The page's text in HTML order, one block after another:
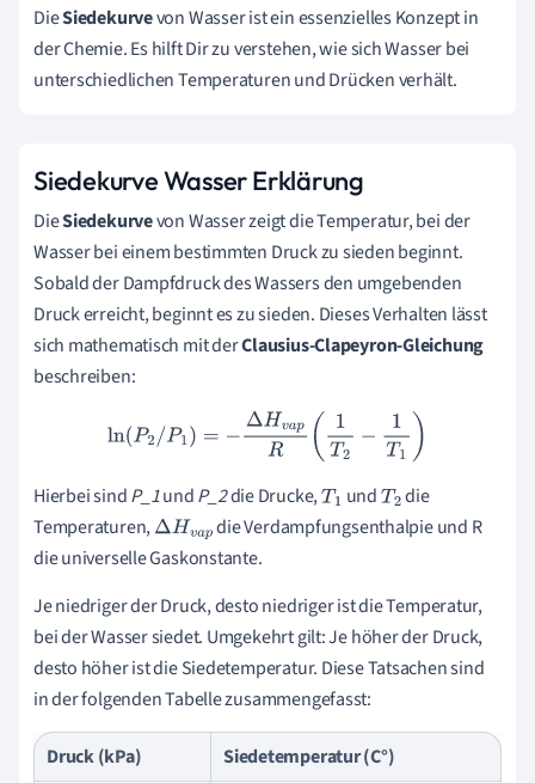
DieSiedekurvevon Wasser ist ein essenzielles Konzept in
der Chemie. Es hilft Dir zu verstehen, wie sich Wasser bei
unterschiedlichen Temperaturen und Drücken verhält.
Siedekurve Wasser Erklärung
DieSiedekurvevon Wasser zeigt die Temperatur, bei der
Wasser bei einem bestimmten Druck zu sieden beginnt.
Sobald der Dampfdruck des Wassers den umgebenden
Druck erreicht, beginnt es zu sieden. Dieses Verhalten lässt
sich mathematisch mit derClausius-Clapeyron-Gleichung
beschreiben:
ln(P 2/ P1 ΔHvapR( 1T 2−
Hierbei sindP_1undP_2die Drucke,T1 undT2die
Temperaturen,ΔHvap die Verdampfungsenthalpie und R
die universelle Gaskonstante.
Je niedriger der Druck, desto niedriger ist die Temperatur,
bei der Wasser siedet. Umgekehrt gilt: Je höher der Druck,
desto höher ist die Siedetemperatur. Diese Tatsachen sind
in der folgenden Tabelle zusammengefasst:
Druck (kPa) Siedetemperatur (C°)